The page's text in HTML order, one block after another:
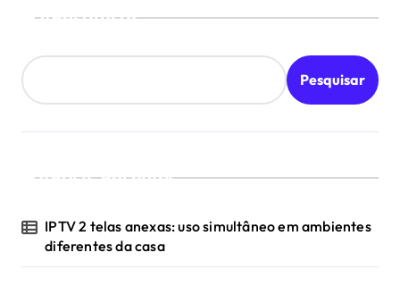
Pesquisar
Pesquisar
Posts Recentes
IPTV 2 telas anexas: uso simultâneo em ambientes
diferentes da casa